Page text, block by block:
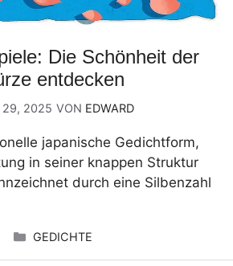
Die Schönheit der
entdecken
29, 2025 VON EDWARD
japanische Gedichtform,
in seiner knappen Struktur
durch eine Silbenzahl
KATEGORIEN
GEDICHTE